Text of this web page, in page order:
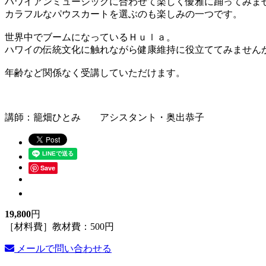
カラフルなパウスカートを選ぶのも楽しみの一つです。
世界中でブームになっているＨｕｌａ。
ハワイの伝統文化に触れながら健康維持に役立ててみません
年齢など関係なく受講していただけます。
講師：籠畑ひとみ アシスタント・奥出恭子
Save
19,800円
［材料費］教材費：500円
メールで問い合わせる